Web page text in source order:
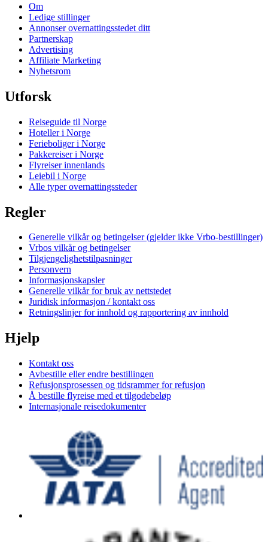
Om
Ledige stillinger
Annonser overnattingsstedet ditt
Partnerskap
Advertising
Affiliate Marketing
Nyhetsrom
Utforsk
Reiseguide til Norge
Hoteller i Norge
Ferieboliger i Norge
Pakkereiser i Norge
Flyreiser innenlands
Leiebil i Norge
Alle typer overnattingssteder
Regler
Generelle vilkår og betingelser (gjelder ikke Vrbo-bestillinger)
Vrbos vilkår og betingelser
Tilgjengelighetstilpasninger
Personvern
Informasjonskapsler
Generelle vilkår for bruk av nettstedet
Juridisk informasjon / kontakt oss
Retningslinjer for innhold og rapportering av innhold
Hjelp
Kontakt oss
Avbestille eller endre bestillingen
Refusjonsprosessen og tidsrammer for refusjon
Å bestille flyreise med et tilgodebeløp
Internasjonale reisedokumenter